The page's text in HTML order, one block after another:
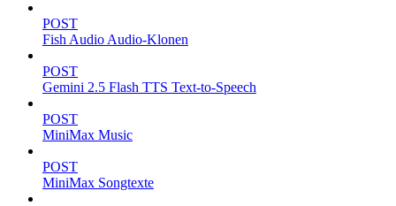
POST
Fish Audio Audio-Klonen
POST
Gemini 2.5 Flash TTS Text-to-Speech
POST
MiniMax Music
POST
MiniMax Songtexte